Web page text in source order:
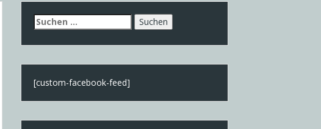
Suchen
nach:
[custom-facebook-feed]